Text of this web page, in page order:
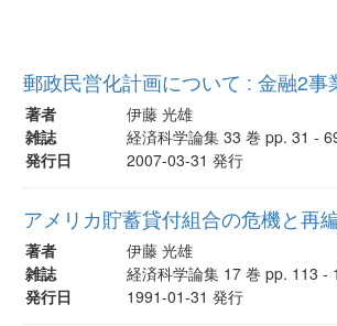
郵政民営化計画について : 金融2事
著者
伊藤 光雄
雑誌
経済科学論集 33 巻 pp. 31 -
発行日
2007-03-31 発行
アメリカ貯蓄貸付組合の危機と再
著者
伊藤 光雄
雑誌
経済科学論集 17 巻 pp. 113 -
発行日
1991-01-31 発行